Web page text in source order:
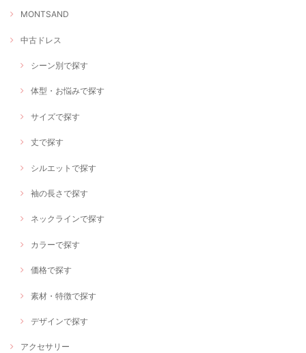
MONTSAND
中古ドレス
シーン別で探す
体型・お悩みで探す
サイズで探す
丈で探す
シルエットで探す
袖の長さで探す
ネックラインで探す
カラーで探す
価格で探す
素材・特徴で探す
デザインで探す
アクセサリー